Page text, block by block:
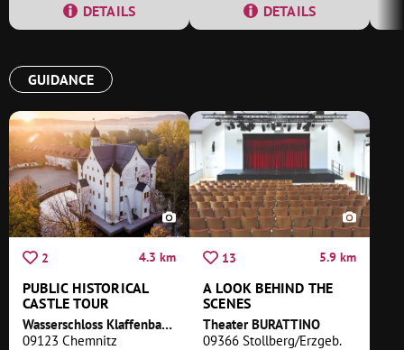
DETAILS DETAILS
GUIDANCE
2 4.3 km
PUBLIC HISTORICAL
CASTLE TOUR
Wasserschloss Klaffenbach
09123 Chemnitz
13 5.9 km
A LOOK BEHIND THE
SCENES
Theater BURATTINO
09366 Stollberg/Erzgeb.